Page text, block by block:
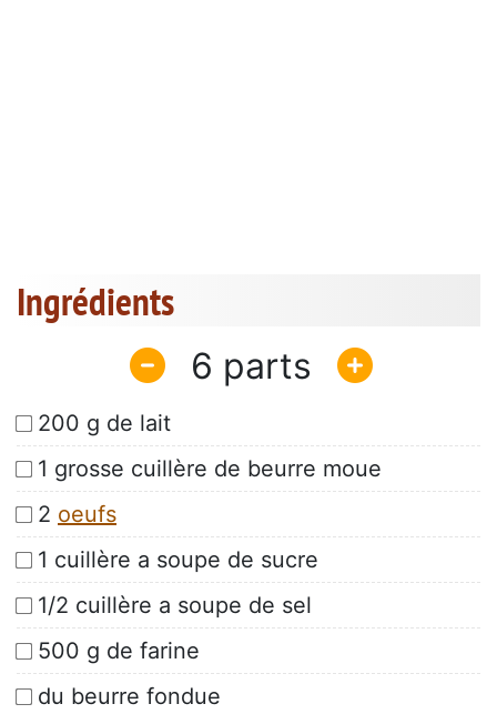
Ingrédients
6
200 g de lait
1 grosse cuillère de beurre moue
2 oeufs
1 cuillère a soupe de sucre
1/2 cuillère a soupe de sel
500 g de farine
du beurre fondue